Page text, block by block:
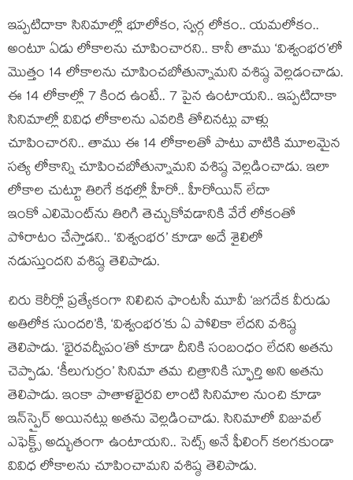
ఇప్పటిదాకా సినిమాల్లో భూలోకం, స్వర్గ లోకం.. యమలోకం..
అంటూ ఏడు లోకాలను చూపించారని.. కానీ తాము ‘విశ్వంభర’లో
మొత్తం 14 లోకాలను చూపించబోతున్నామని వశిష్ఠ వెల్లడంచాడు.
ఈ 14 లోకాల్లో 7 కింద ఉంటే.. 7 పైన ఉంటాయని.. ఇప్పటిదాకా
సినిమాల్లో వివిధ లోకాలను ఎవరికి తోచినట్లు వాళ్లు
చూపించారని.. తాము ఈ 14 లోకాలతో పాటు వాటికి మూలమైన
సత్య లోకాన్ని చూపించబోతున్నామని వశిష్ఠ వెల్లడించాడు. ఇలా
లోకాల చుట్టూ తిరిగే కథల్లో హీరో.. హీరోయిన్ లేదా
ఇంకో ఎలిమెంట్‌ను తిరిగి తెచ్చుకోవడానికి వేరే లోకంతో
పోరాటం చేస్తాడని.. ‘విశ్వంభర’ కూడా అదే శైలిలో
నడుస్తుందని వశిష్ఠ తెలిపాడు.
చిరు కెరీర్లో ప్రత్యేకంగా నిలిచిన ఫాంటసీ మూవీ ‘జగదేక వీరుడు
అతిలోక సుందరి’కి, ‘విశ్వంభర’కు ఏ పోలికా లేదని వశిష్ఠ
తెలిపాడు. ‘భైరవద్వీపం’తో కూడా దీనికి సంబంధం లేదని అతను
చెప్పాడు. ‘కీలుగుర్రం’ సినిమా తమ చిత్రానికి స్ఫూర్తి అని అతను
తెలిపాడు. ఇంకా పాతాళభైరవి లాంటి సినిమాల నుంచి కూడా
ఇన్‌స్పైర్ అయినట్లు అతను వెల్లడించాడు. సినిమాలో విజువల్
ఎఫెక్ట్స్ అద్భుతంగా ఉంటాయని.. సెట్స్ అనే ఫీలింగ్ కలగకుండా
వివిధ లోకాలను చూపించామని వశిష్ఠ తెలిపాడు.